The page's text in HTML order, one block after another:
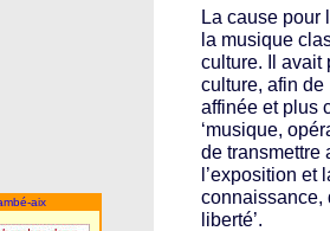
aix
La cause pour
la musique
culture. Il avait
culture, afin de
affinée et plus
‘musique,
de transmettre
l’exposition et
connaissance,
liberté’.